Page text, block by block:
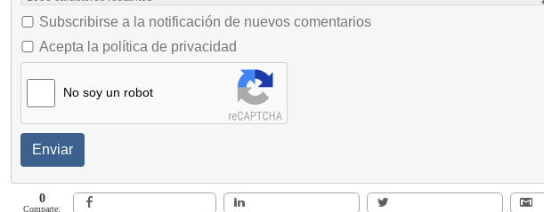
Subscribirse a la notificación de nuevos comentarios
Acepta la política de privacidad
No soy un robot
Enviar
0
Comparte: